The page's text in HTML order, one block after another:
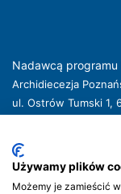
Nadawcą programu
Archidiecezja
ul. Ostrów Tumski 1,
Nadawca oferuje
radiowego pod nazwą
Używamy plików
Możemy je zamieścić